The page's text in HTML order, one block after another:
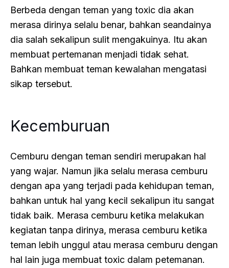
Berbeda dengan teman yang toxic dia akan
merasa dirinya selalu benar, bahkan seandainya
dia salah sekalipun sulit mengakuinya. Itu akan
membuat pertemanan menjadi tidak sehat.
Bahkan membuat teman kewalahan mengatasi
sikap tersebut.
Kecemburuan
Cemburu dengan teman sendiri merupakan hal
yang wajar. Namun jika selalu merasa cemburu
dengan apa yang terjadi pada kehidupan teman,
bahkan untuk hal yang kecil sekalipun itu sangat
tidak baik. Merasa cemburu ketika melakukan
kegiatan tanpa dirinya, merasa cemburu ketika
teman lebih unggul atau merasa cemburu dengan
hal lain juga membuat toxic dalam petemanan.